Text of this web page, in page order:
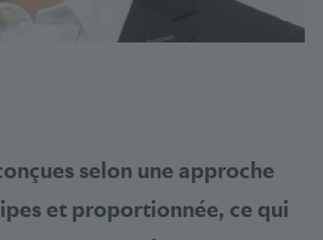
selon une approche
et proportionnée, ce qui